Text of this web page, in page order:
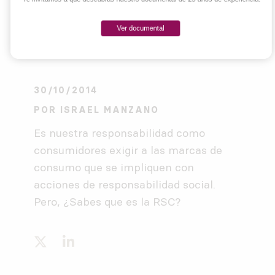
30/10/2014
POR
ISRAEL MANZANO
Es nuestra responsabilidad como
consumidores exigir a las marcas de
consumo que se impliquen con
acciones de responsabilidad social.
Pero, ¿Sabes que es la RSC?
Ver documental